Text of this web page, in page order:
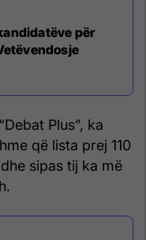
për
Plus”, ka
që lista prej 110
sipas tij ka më